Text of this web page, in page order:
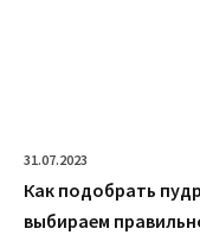
31.07.2023
Как подобрать
выбираем